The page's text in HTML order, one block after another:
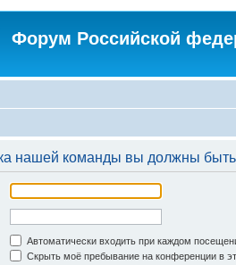
Форум Российской
нашей команды вы должны
Автоматически входить при каждом
Скрыть моё пребывание на конференции в